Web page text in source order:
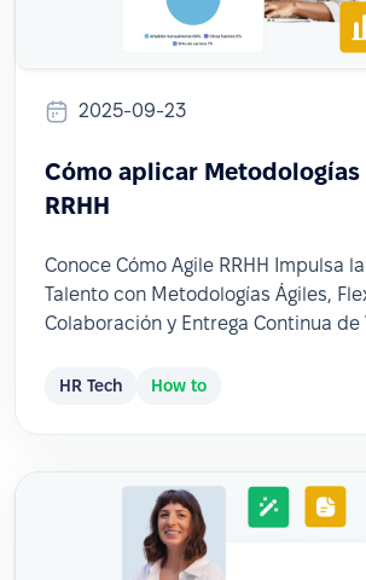
2025-09-23
Cómo aplicar Metodologías
RRHH
Conoce Cómo Agile RRHH Impulsa
Talento con Metodologías Ágiles,
Colaboración y Entrega Continua de
HR Tech How to